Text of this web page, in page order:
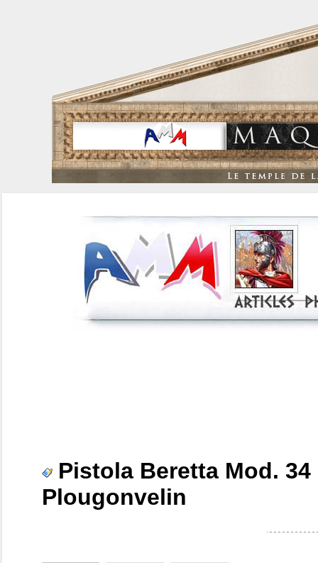
Pistola Beretta Mod.
Plougonvelin